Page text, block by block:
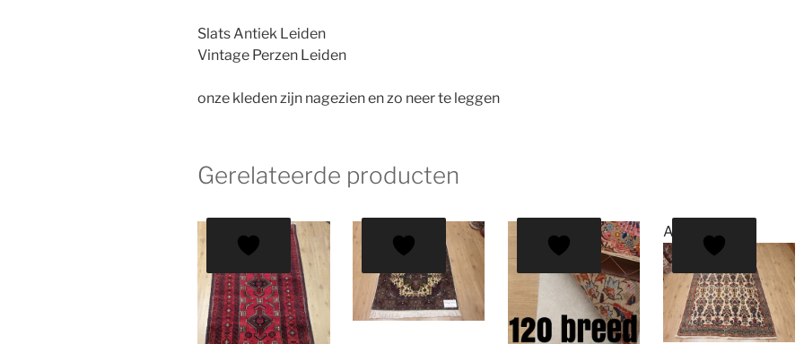
Slats Antiek Leiden
Vintage Perzen Leiden
onze kleden zijn nagezien en zo neer te leggen
Gerelateerde producten
Aanbieding!